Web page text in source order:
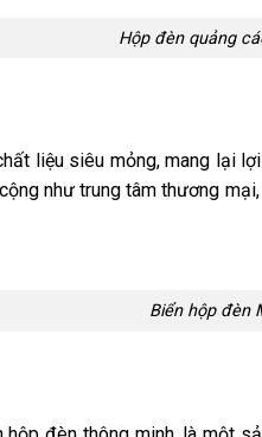
Hộp đèn quảng
liệu siêu mỏng, mang lại
như trung tâm thương
Biển hộp đèn